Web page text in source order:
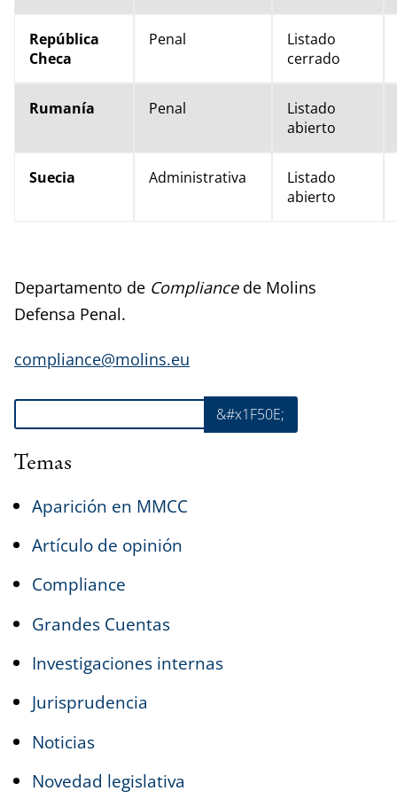
República
Checa
Penal
Listado
cerrado
Rumanía Penal
Listado
abierto
Suecia Administrativa
Listado
abierto
Departamento de Compliancede Molins
Defensa Penal.
compliance@molins.eu
Buscar &#x1F50E;
Temas
Aparición en MMCC
Artículo de opinión
Compliance
Grandes Cuentas
Investigaciones internas
Jurisprudencia
Noticias
Novedad legislativa